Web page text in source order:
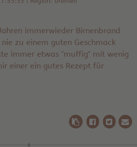
immerwieder Birnenbrand
zu einem guten Geschmack
immer etwas "muffig" mit wenig
einer ein gutes Rezept für